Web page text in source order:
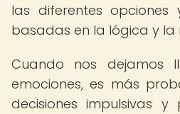
las diferentes opciones
basadas en la lógica y la
Cuando nos dejamos
emociones, es más
decisiones impulsivas y